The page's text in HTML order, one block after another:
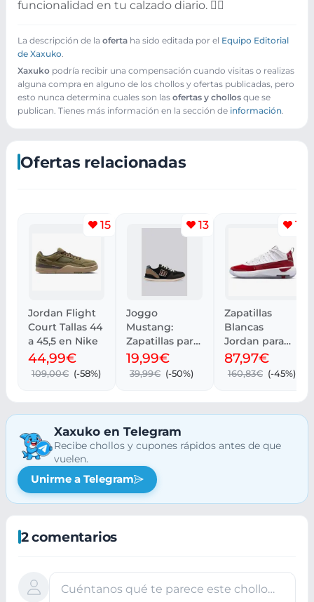
funcionalidad en tu calzado diario. 🏃‍♂️
La descripción de la oferta ha sido editada por el Equipo Editorial
de Xaxuko
Xaxuko podría recibir una compensación cuando visitas o realizas
alguna compra en alguno de los chollos y ofertas publicadas, pero
esto nunca determina cuales son las ofertas y chollos que se
publican. Tienes más información en la sección de información
Ofertas relacionadas
15
Jordan Flight
Court Tallas 44
a 45,5 en Nike
44,99€
109,00€ (-58%)
13
Joggo
Mustang:
Zapatillas para
hombre, tallas
40-45
19,99€
39,99€ (-50%)
10
Zapatillas
Blancas
Jordan para
Hombre
87,97€
160,83€ (-45%)
Xaxuko en Telegram
Recibe chollos y cupones rápidos antes de que
vuelen.
Unirme a Telegram
2 comentarios
Cuéntanos qué te parece este chollo…